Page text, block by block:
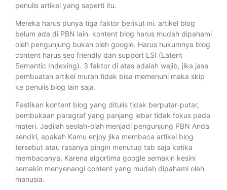
penulis artikel yang seperti itu.
Mereka harus punya tiga faktor berikut ini. artikel blog
belum ada di PBN lain. kontent blog harus mudah dipahami
oleh pengunjung bukan oleh google. Harus hukumnya blog
content harus seo friendly dan support LSI (Latent
Semantic Indexing). 3 faktor di atas adalah wajib, jika jasa
pembuatan artikel murah tidak bisa memenuhi maka skip
ke penulis blog lain saja.
Pastikan kontent blog yang ditulis tidak berputar-putar,
pembukaan paragraf yang panjang lebar tidak fokus pada
materi. Jadilah seolah-olah menjadi pengunjung PBN Anda
sendiri, apakah Kamu enjoy jika membaca artikel blog
tersebut atau rasanya pingin menutup tab saja ketika
membacanya. Karena algortima google semakin kesini
semakin menyenangi content yang mudah dipahami oleh
manusia.